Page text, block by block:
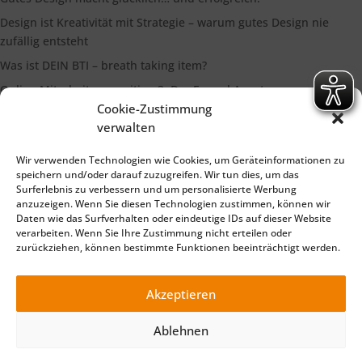
Cookie-Zustimmung
verwalten
Wir verwenden Technologien wie Cookies, um Geräteinformationen zu
speichern und/oder darauf zuzugreifen. Wir tun dies, um das
Surferlebnis zu verbessern und um personalisierte Werbung
anzuzeigen. Wenn Sie diesen Technologien zustimmen, können wir
Daten wie das Surfverhalten oder eindeutige IDs auf dieser Website
verarbeiten. Wenn Sie Ihre Zustimmung nicht erteilen oder
zurückziehen, können bestimmte Funktionen beeinträchtigt werden.
Akzeptieren
Ablehnen
Design ist Kreativität mit Strategie – warum gutes Design nie
zufällig entsteht
Was ist DEIN BTI – breath taking item?
Online Mitarbeiterrecruiting 3: Der Funnel Ansatz
Die Bedeutung eines starken Markenimages
Suchen
Impressum Datenschutzerklärung
©2025 TELLiT – Ihre Full Service Werbeagentur für Marketing
Beratung, Online Marketing, Print, Foto und Film Produktion .
Made with 🧡 in Würzburg (Bayern) - für die Region Würzburg,